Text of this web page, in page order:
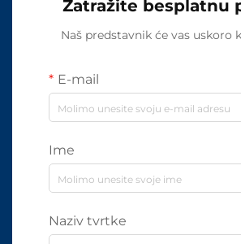
Zatražite besplatnu
Naš predstavnik će vas uskoro
E-mail
Ime
Naziv tvrtke